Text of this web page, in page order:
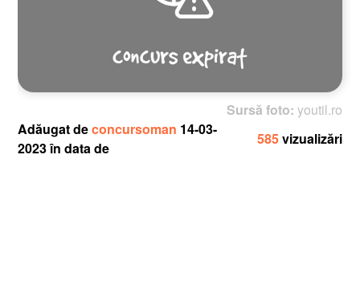
Sursă foto:youtil.ro
Adăugat deconcursoman14-03-
2023 în data de
585vizualizări